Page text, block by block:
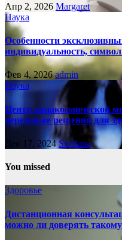
Апр 2, 2026 Margaret
Наука
Особенности
индивидуальность,
Фев 4, 2026admin
Наука
Центр авиакосмической
передовые решения для
Дек 17, 2024Svetlana
You missed
Здоровье
Дистанционная
можно ли доверять такому